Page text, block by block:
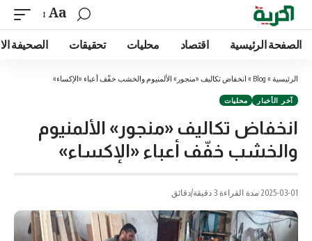
Aa
الصفحة الرئيسية اقتصاد محليات تحقيقات الصحيفة
الرئيسية »
Blog
» انخفاض تكاليف «منجور» الألمنيوم والخشب خفّف أعباء «الإكساء»
آخر الأخبار محليات
انخفاض تكاليف «منجور» الألمنيوم
والخشب خفّف أعباء «الإكساء»
2025-03-01 مدة القراءة 3 دقيقة/دقائق